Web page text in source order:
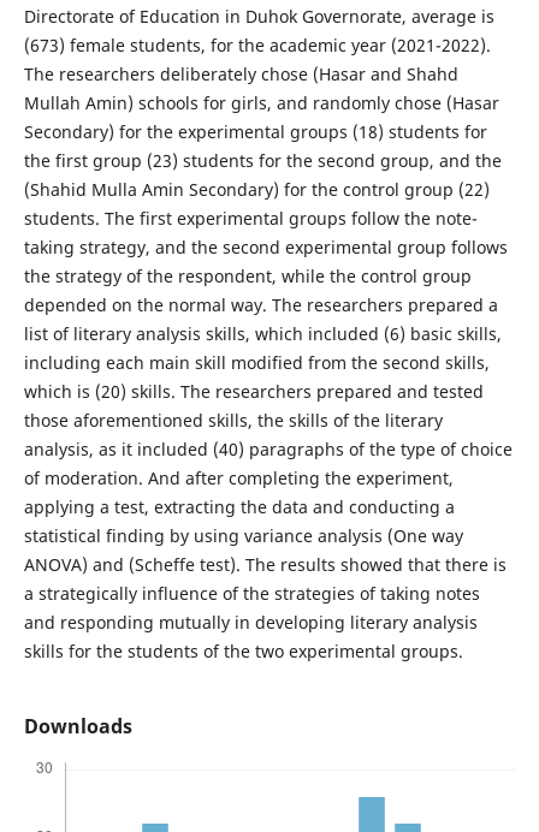
Directorate of Education in Duhok Governorate, average is
(673) female students, for the academic year (2021-2022).
The researchers deliberately chose (Hasar and Shahd
Mullah Amin) schools for girls, and randomly chose (Hasar
Secondary) for the experimental groups (18) students for
the first group (23) students for the second group, and the
(Shahid Mulla Amin Secondary) for the control group (22)
students. The first experimental groups follow the note-
taking strategy, and the second experimental group follows
the strategy of the respondent, while the control group
depended on the normal way. The researchers prepared a
list of literary analysis skills, which included (6) basic skills,
including each main skill modified from the second skills,
which is (20) skills. The researchers prepared and tested
those aforementioned skills, the skills of the literary
analysis, as it included (40) paragraphs of the type of choice
of moderation. And after completing the experiment,
applying a test, extracting the data and conducting a
statistical finding by using variance analysis (One way
ANOVA) and (Scheffe test). The results showed that there is
a strategically influence of the strategies of taking notes
and responding mutually in developing literary analysis
skills for the students of the two experimental groups.
Downloads